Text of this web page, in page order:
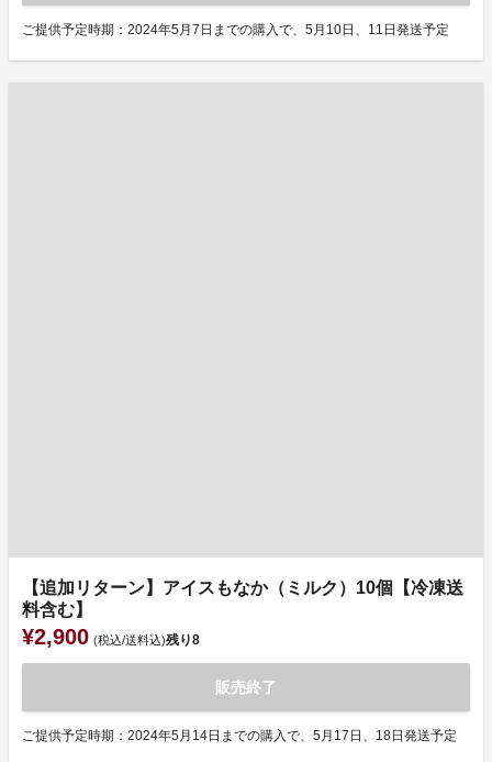
ご提供予定時期：2024年5月7日までの購入で、5月10日、11日発送予定
【追加リターン】アイスもなか（ミルク）10個【冷凍送
料含む】
¥2,900 (税込/送料込)残り8
販売終了
ご提供予定時期：2024年5月14日までの購入で、5月17日、18日発送予定